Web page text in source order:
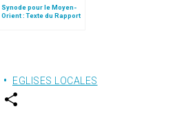
Synode pour le Moyen-
Orient : Texte du Rapport
EGLISES LOCALES
w